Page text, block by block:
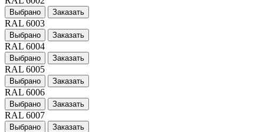
Выбрано Заказать
RAL 6003
Выбрано Заказать
RAL 6004
Выбрано Заказать
RAL 6005
Выбрано Заказать
RAL 6006
Выбрано Заказать
RAL 6007
Выбрано Заказать